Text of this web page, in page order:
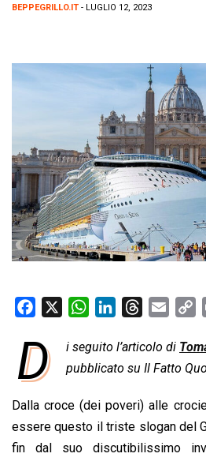
BEPPEGRILLO.IT - LUGLIO 12, 2023
c
e
o
o
k
W
a
t
A
p
p
n
k
d
I
n
r
e
d
s
a
i
p
y
i
n
k
D i seguito l’articolo di
pubblicato su Il Fatto
Dalla croce (dei poveri) alle
essere questo il triste slogan del
fin dal suo discutibilissimo